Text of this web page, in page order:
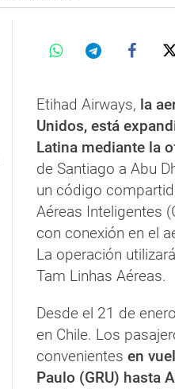
Etihad Airways, la
Unidos, está
Latina mediante la
de Santiago a Abu
un código
Aéreas Inteligentes
con conexión en el
La operación
Tam Linhas Aéreas.
Desde el 21 de
en Chile. Los
convenientes en
Paulo (GRU) hasta